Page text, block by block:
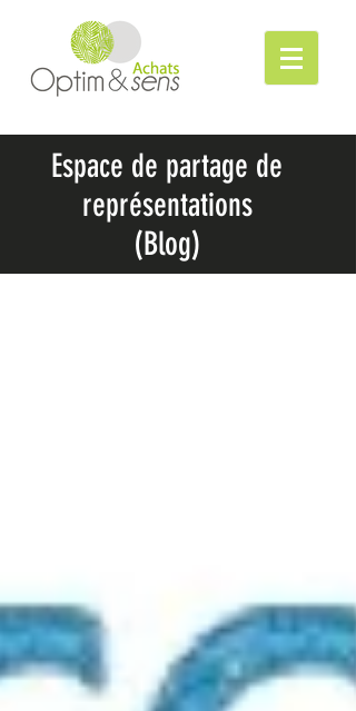
Espace de partage de
représentations
(Blog)